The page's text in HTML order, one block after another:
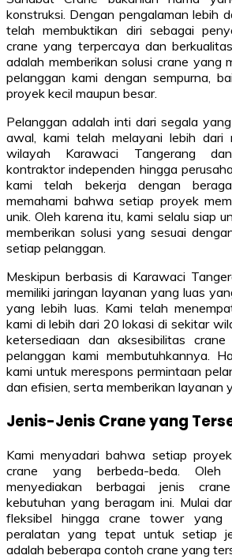
konstruksi. Dengan pengalaman lebih
telah membuktikan diri sebagai
crane yang terpercaya dan
adalah memberikan solusi crane yang
pelanggan kami dengan sempurna,
proyek kecil maupun besar.
Pelanggan adalah inti dari segala
awal, kami telah melayani lebih dari
wilayah Karawaci Tangerang
kontraktor independen hingga
kami telah bekerja dengan
memahami bahwa setiap proyek
unik. Oleh karena itu, kami selalu siap
memberikan solusi yang sesuai
setiap pelanggan.
Meskipun berbasis di Karawaci
memiliki jaringan layanan yang luas
yang lebih luas. Kami telah
kami di lebih dari 20 lokasi di sekitar
ketersediaan dan aksesibilitas
pelanggan kami membutuhkannya.
kami untuk merespons permintaan
dan efisien, serta memberikan layanan
Jenis-Jenis Crane yang
Kami menyadari bahwa setiap
crane yang berbeda-beda.
menyediakan berbagai jenis
kebutuhan yang beragam ini. Mulai
fleksibel hingga crane tower yang
peralatan yang tepat untuk setiap
adalah beberapa contoh crane yang